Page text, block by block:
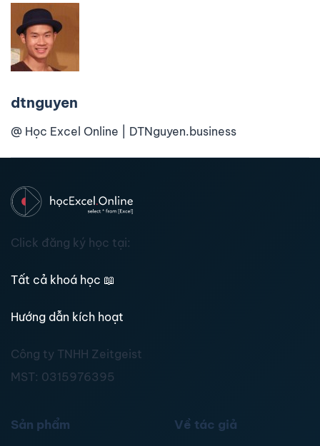
dtnguyen
@ Học Excel Online | DTNguyen.business
Click đăng ký học tại:
Tất cả khoá học 📖
Hướng dẫn kích hoạt
Công ty TNHH Zeitgeist
MST: 0315976395
Sản phẩm Về tác giả